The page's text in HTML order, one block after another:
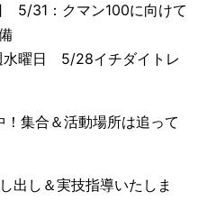
31：クマン100に向けて
曜日 5/28イチダイトレ
集合＆活動場所は追って
出し＆実技指導いたしま